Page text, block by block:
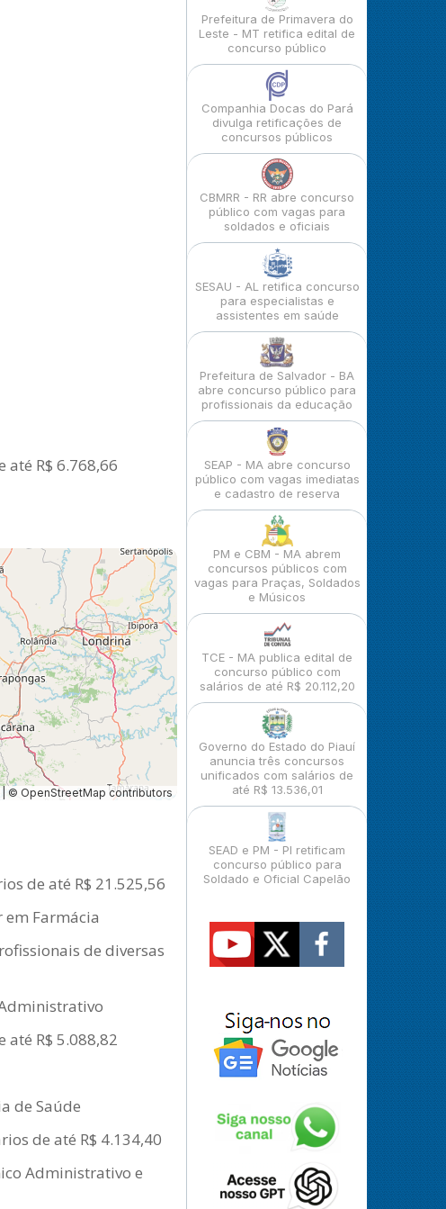
R$ 6.768,66
© OpenStreetMap contributors
de até R$ 21.525,56
em Farmácia
de diversas
até R$ 5.088,82
de Saúde
de até R$ 4.134,40
Administrativo e
Prefeitura de Primavera do
Leste - MT retifica edital de
concurso público
Companhia Docas do Pará
divulga retificações de
concursos públicos
CBMRR - RR abre concurso
público com vagas para
soldados e oficiais
SESAU - AL retifica concurso
para especialistas e
assistentes em saúde
Prefeitura de Salvador - BA
abre concurso público para
profissionais da educação
SEAP - MA abre concurso
público com vagas imediatas
e cadastro de reserva
PM e CBM - MA abrem
concursos públicos com
vagas para Praças, Soldados
e Músicos
TCE - MA publica edital de
concurso público com
salários de até R$ 20.112,20
Governo do Estado do Piauí
anuncia três concursos
unificados com salários de
até R$ 13.536,01
SEAD e PM - PI retificam
concurso público para
Soldado e Oficial Capelão